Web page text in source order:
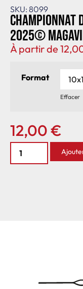
SKU: 8099
Championnat
2025©
À partir de
Format
Effacer
12,00€